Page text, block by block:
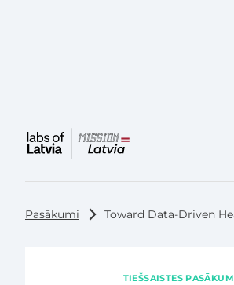
Pasākumi Toward Data-Driven
TIEŠSAISTES